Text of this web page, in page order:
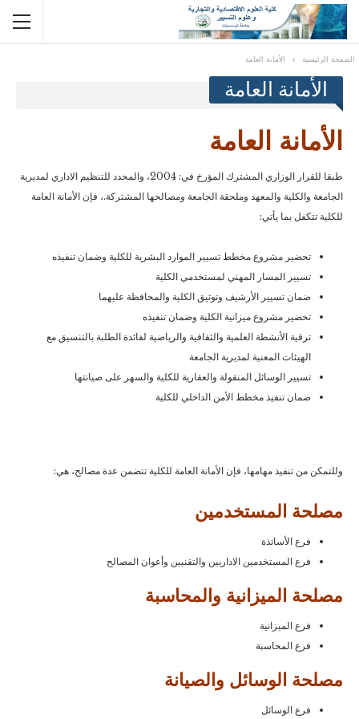
الصفحة الرئيسية الأمانة العامة
الأمانة العامة
الأمانة العامة
طبقا للقرار الوزاري المشترك المؤرخ في: 2004، والمحدد للتنظيم الاداري لمديرية
الجامعة والكلية والمعهد وملحقة الجامعة ومصالحها المشتركة.، فإن الأمانة العامة
للكلية تتكفل بما يأتي:
تحضير مشروع مخطط تسيير الموارد البشرية للكلية وضمان تنفيذه
تسيير المسار المهني لمستخدمي الكلية
ضمان تسيير الأرشيف وتوثيق الكلية والمحافظة عليهما
تحضير مشروع ميزانية الكلية وضمان تنفيذه
ترقية الأنشطة العلمية والثقافية والرياضية لفائدة الطلبة بالتنسيق مع
الهيئات المعنية لمديرية الجامعة
تسيير الوسائل المنقولة والعقارية للكلية والسهر على صيانتها
ضمان تنفيذ مخطط الأمن الداخلي للكلية
وللتمكن من تنفيذ مهامها، فإن الأمانة العامة للكلية تتضمن عدة مصالح، هي:
مصلحة المستخدمين
فرع الأساتذة
فرع المستخدمين الاداريين والتقنيين وأعوان المصالح
مصلحة الميزانية والمحاسبة
فرع الميزانية
فرع المحاسبة
مصلحة الوسائل والصيانة
فرع الوسائل